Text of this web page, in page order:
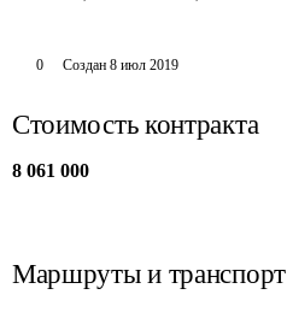
0 Создан 8 июл 2019
Стоимость контракта
8 061 000
Маршруты и транспорт